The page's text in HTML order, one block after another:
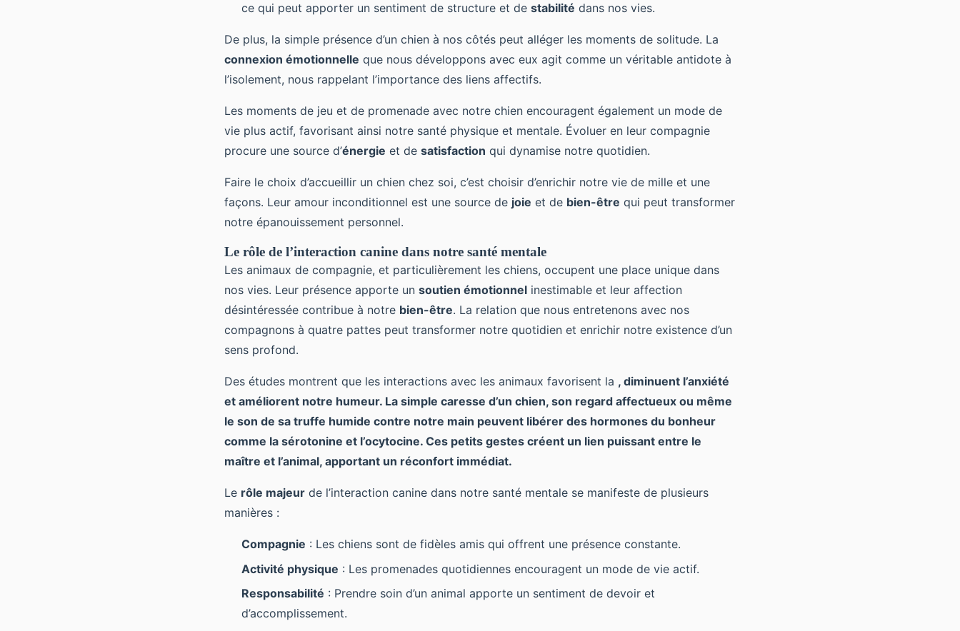
ce qui peut apporter un sentiment de structure et de stabilité dans nos vies.
De plus, la simple présence d’un chien à nos côtés peut alléger les moments de solitude. La
connexion émotionnelle que nous développons avec eux agit comme un véritable antidote à
l’isolement, nous rappelant l’importance des liens affectifs.
Les moments de jeu et de promenade avec notre chien encouragent également un mode de
vie plus actif, favorisant ainsi notre santé physique et mentale. Évoluer en leur compagnie
procure une source d’énergie et de satisfaction qui dynamise notre quotidien.
Faire le choix d’accueillir un chien chez soi, c’est choisir d’enrichir notre vie de mille et une
façons. Leur amour inconditionnel est une source de joie et de bien-être qui peut transformer
notre épanouissement personnel.
Le rôle de l’interaction canine dans notre santé mentale
Les animaux de compagnie, et particulièrement les chiens, occupent une place unique dans
nos vies. Leur présence apporte un soutien émotionnel inestimable et leur affection
désintéressée contribue à notre bien-être. La relation que nous entretenons avec nos
compagnons à quatre pattes peut transformer notre quotidien et enrichir notre existence d’un
sens profond.
Des études montrent que les interactions avec les animaux favorisent la , diminuent l’anxiété
et améliorent notre humeur. La simple caresse d’un chien, son regard affectueux ou même
le son de sa truffe humide contre notre main peuvent libérer des hormones du bonheur
comme la sérotonine et l’ocytocine. Ces petits gestes créent un lien puissant entre le
maître et l’animal, apportant un réconfort immédiat.
Le rôle majeur de l’interaction canine dans notre santé mentale se manifeste de plusieurs
manières :
Compagnie : Les chiens sont de fidèles amis qui offrent une présence constante.
Activité physique : Les promenades quotidiennes encouragent un mode de vie actif.
Responsabilité : Prendre soin d’un animal apporte un sentiment de devoir et
d’accomplissement.